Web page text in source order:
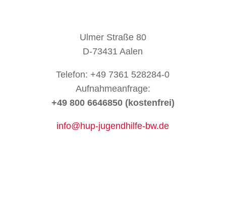
Ulmer Straße 80
D-73431 Aalen
Telefon: +49 7361 528284-0
Aufnahmeanfrage:
+49 800 6646850 (kostenfrei)
info@hup-jugendhilfe-bw.de